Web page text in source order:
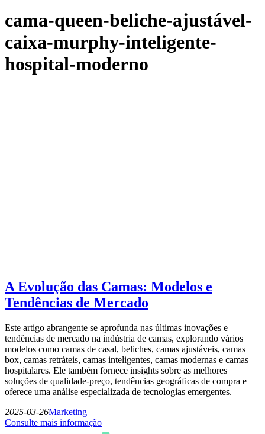
cama-queen-beliche-ajustável-
caixa-murphy-inteligente-
hospital-moderno
A Evolução das Camas: Modelos e
Tendências de Mercado
Este artigo abrangente se aprofunda nas últimas inovações e
tendências de mercado na indústria de camas, explorando vários
modelos como camas de casal, beliches, camas ajustáveis, camas
box, camas retráteis, camas inteligentes, camas modernas e camas
hospitalares. Ele também fornece insights sobre as melhores
soluções de qualidade-preço, tendências geográficas de compra e
oferece uma análise especializada de tecnologias emergentes.
2025-03-26Marketing
Consulte mais informação